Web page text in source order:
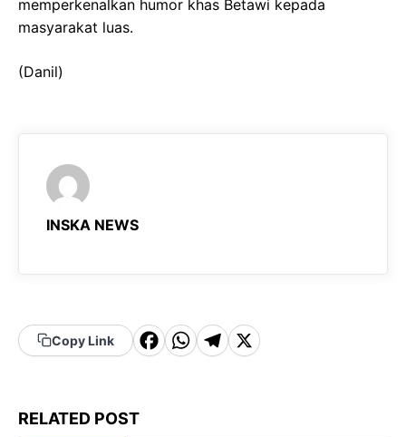
memperkenalkan humor khas Betawi kepada
masyarakat luas.
(Danil)
INSKA NEWS
Copy Link
F WT X
RELATED POST